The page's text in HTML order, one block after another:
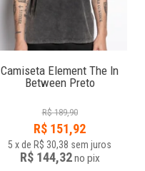
Camiseta Element The In
Between Preto
R$ 189,90
R$ 151,92
5 xde R$ 30,38 sem juros
R$ 144,32no pix